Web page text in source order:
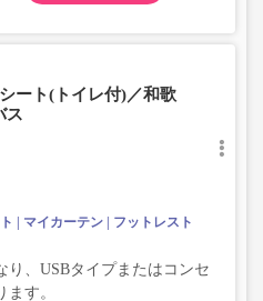
ート(トイレ付)／和歌
ス
マイカーテン
フットレスト
り、USBタイプまたはコンセ
す。